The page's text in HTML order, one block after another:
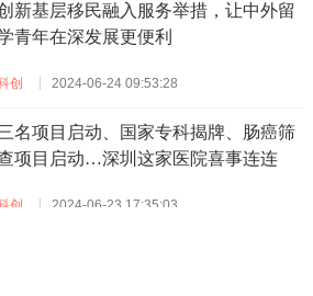
新基层移民融入服务举措，让中外留
青年在深发展更便利
创 2024-06-24 09:53:28
名项目启动、国家专科揭牌、肠癌筛
项目启动…深圳这家医院喜事连连
创 2024-06-23 17:35:03